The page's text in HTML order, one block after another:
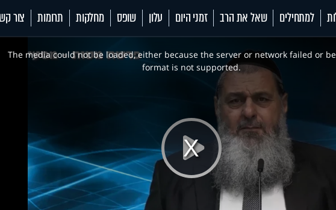
למתחילים שאל את הרב זמני היום עלון שופס מחלקות תרומות צור
Play
The media could not be loaded, either because the server or network failed or
format is not supported.